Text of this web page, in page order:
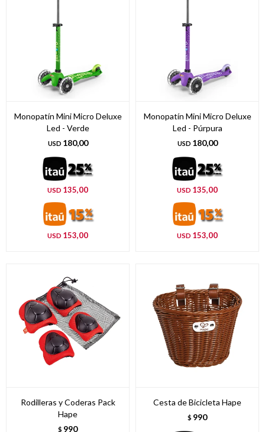
Monopatín Mini Micro Deluxe
Led - Verde
USD 180,00
USD 135,00
USD 153,00
Monopatín Mini Micro Deluxe
Led - Púrpura
USD 180,00
USD 135,00
USD 153,00
Rodilleras y Coderas Pack
Hape
$ 990
Cesta de Bicicleta Hape
$ 990